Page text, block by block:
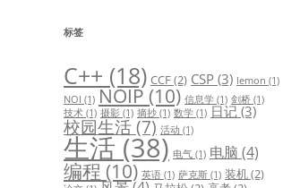
标签
C++ (18) CCF(2) CSP (3) lemon (1)
NOI (1) NOIP(10) 信息学 (1) 剑桥 (1)
技术 (1) 摄影 (1) 摘抄 (1) 数学 (1) 日记(3)
校园生活(7) 活动 (1)
生活(38) 电气 (1) 电脑 (4)
编程(10) 英语 (1) 萨克斯 (1) 装机(2)